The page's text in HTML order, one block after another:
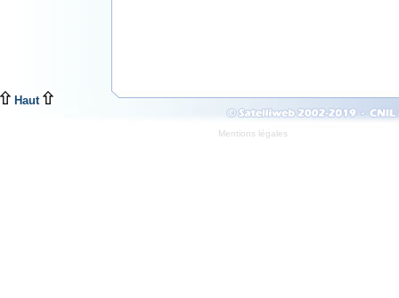
Haut
Mentions légales